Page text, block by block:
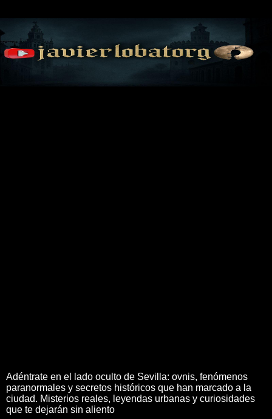
Adéntrate en el lado oculto de Sevilla: ovnis, fenómenos
paranormales y secretos históricos que han marcado a la
ciudad. Misterios reales, leyendas urbanas y curiosidades
que te dejarán sin aliento